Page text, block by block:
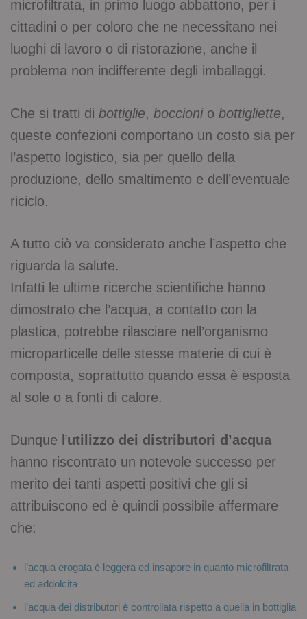
microfiltrata, in primo luogo abbattono, per i
cittadini o per coloro che ne necessitano nei
luoghi di lavoro o di ristorazione, anche il
problema non indifferente degli imballaggi.
Che si tratti di bottiglie, boccionio bottigliette,
queste confezioni comportano un costo sia per
l’aspetto logistico, sia per quello della
produzione, dello smaltimento e dell’eventuale
riciclo.
A tutto ciò va considerato anche l’aspetto che
riguarda la salute.
Infatti le ultime ricerche scientifiche hanno
dimostrato che l’acqua, a contatto con la
plastica, potrebbe rilasciare nell’organismo
microparticelle delle stesse materie di cui è
composta, soprattutto quando essa è esposta
al sole o a fonti di calore.
Dunque l’utilizzo dei distributori d’acqua
hanno riscontrato un notevole successo per
merito dei tanti aspetti positivi che gli si
attribuiscono ed è quindi possibile affermare
che:
l’acqua erogata è leggera ed insapore in quanto microfiltrata
ed addolcita
l’acqua dei distributori è controllata rispetto a quella in bottiglia